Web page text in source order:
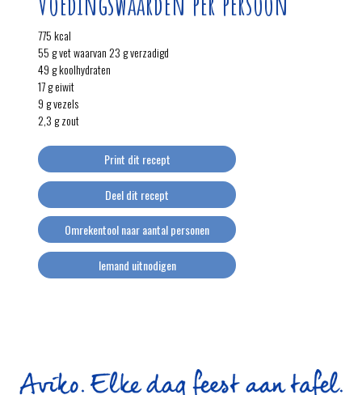
775 kcal
55 g vet waarvan 23 g verzadigd
49 g koolhydraten
17 g eiwit
9 g vezels
2,3 g zout
Print dit recept
Deel dit recept
Omrekentool naar aantal personen
Iemand uitnodigen